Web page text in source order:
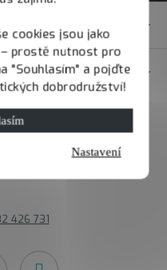
cookies jsou jako
prostě nutnost pro
"Souhlasím" a pojďte
dobrodružství!
Nastavení
426 731